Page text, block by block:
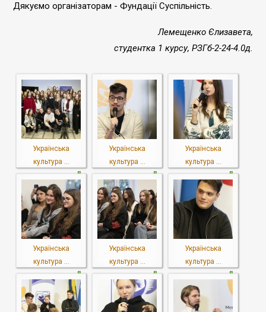
Дякуємо організаторам - Фундації Суспільність.
Лемещенко Єлизавета,
студентка 1 курсу, РЗГб-2-24-4.0д.
Українська
культура ...
Українська
культура ...
Українська
культура ...
Українська
культура ...
Українська
культура ...
Українська
культура ...